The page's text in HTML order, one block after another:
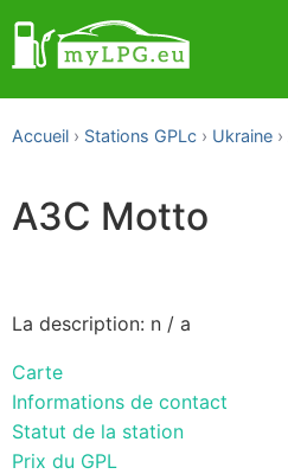
Accueil Stations GPLc Ukraine
АЗС Motto
La description: n / a
Carte
Informations de contact
Statut de la station
Prix du GPL